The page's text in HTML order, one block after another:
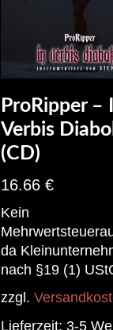
ProRipper –
Verbis
(CD)
16.66€
Kein
da
nach §19 (1)
zzgl.
Lieferzeit:3-5